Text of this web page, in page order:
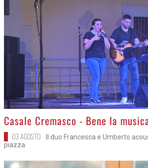
>
Casale Cremasco - Bene la
03 AGOSTO
Il duo Francesca e Umberto
piazza